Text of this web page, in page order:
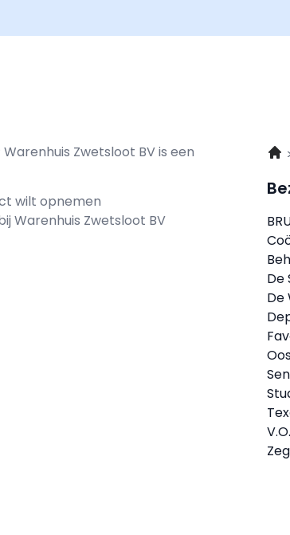
Zwetsloot BV is een
wilt opnemen
Warenhuis Zwetsloot BV
De
De